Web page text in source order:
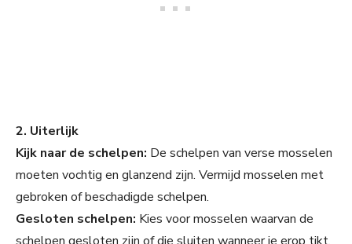
2. Uiterlijk
Kijk naar de schelpen: De schelpen van verse mosselen
moeten vochtig en glanzend zijn. Vermijd mosselen met
gebroken of beschadigde schelpen.
Gesloten schelpen: Kies voor mosselen waarvan de